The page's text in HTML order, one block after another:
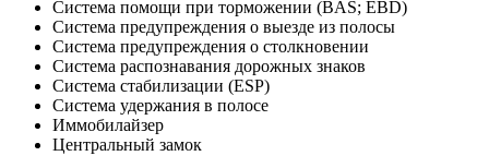
Система помощи при торможении (BAS; EBD)
Система предупреждения о выезде из полосы
Система предупреждения о столкновении
Система распознавания дорожных знаков
Система стабилизации (ESP)
Система удержания в полосе
Иммобилайзер
Центральный замок